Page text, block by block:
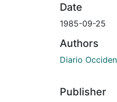
Date
1985-09-25
Authors
Diario
Publisher